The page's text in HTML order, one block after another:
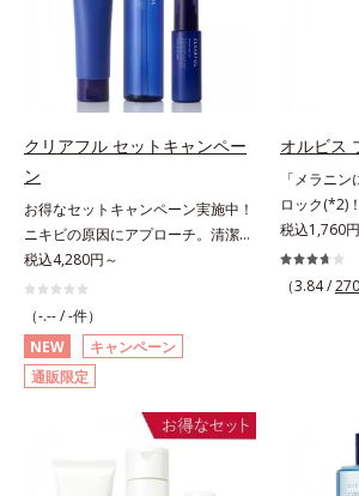
物由来ア
＝乱れた
高保湿タイ
ーラ・オルビスグループ独自の肌荒
れ防止有効成分として、「DF-パン
テノール(*3)」を国内唯一(*4)、高
濃度で配合。角層のバリア機能にア
プローチして肌荒れを防ぎ、肌不調
にゆらがない肌を叶えます。そし
成分「MCアクティベーター
(*5)」。肌のうるおいを引き出し・
高めて、ハリ感あふれる肌へと導き
ます。うるおいに満ちたゆらがない
肌をご体感いただくために設計され
た3ステップで、いつも力強く美し
くあり続けるあなたを応援します。
*1 肌にうるおいが満ち、維持され
ている状態*2 年齢に応じたお手入
れのこと*3 デクスパンテノール
W*4 2022年5月 Mintel社データベ
ース及び先行技術調査による当社調
能を維持
体をはじ
(*1)から成
セル」を
から成分を
て、高い
現。毛穴の
(*3)して、
を、みずみ
(*4)へと導
質*2 角層
を整えて
洗浄によ
クリアフル セットキャンペー
ン
お得なセットキャンペーン実施中！
ニキビの原因にアプローチ。清潔な
垢抜け肌(*1)へ。「ニキビをくり返
してしまう」「毛穴目立ち(*2)が気
になる」「マスク生活であごや口ま
わりのニキビが気になる」というお
悩みに。くり返しニキビの根本原因
「肌のバリア機能の低下」と、肌悩
み「毛穴の目立ち」の両方にWでア
プローチする、薬用ニキビ対策スキ
物由来成分とコラーゲンが肌をいた
税込4,280円～
（-.-- / -件）
NEW
キャンペーン
通販限定
オルビス
「メラニ
ロック(*2)
(*3)のある
粧水。業界
第三のル
現。シミ
けでなく
「面」で
税込1,760
（3.84 /270